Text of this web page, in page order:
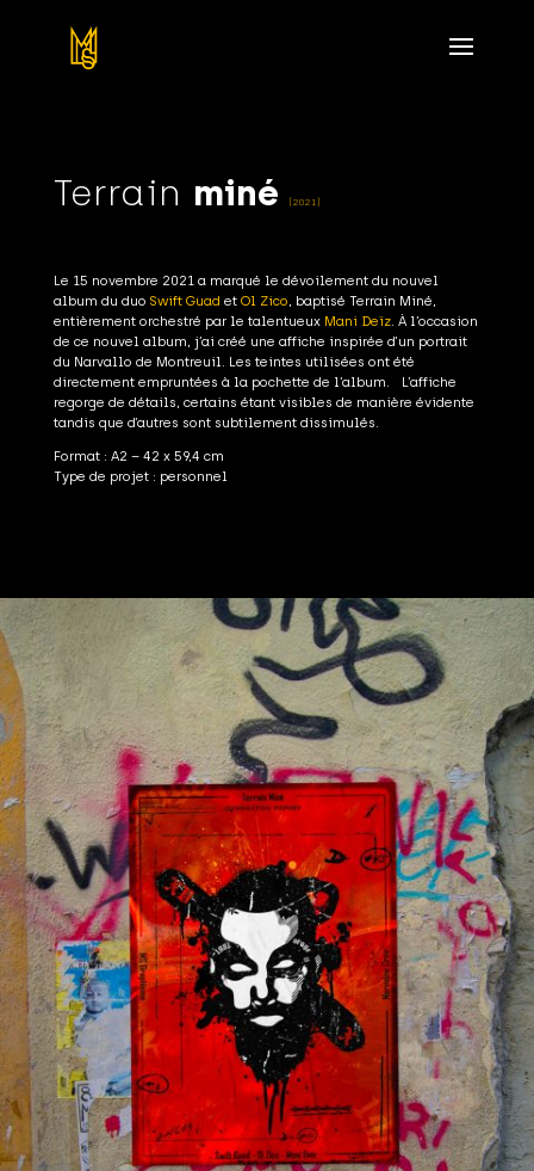
Terrain miné (2021)
Le 15 novembre 2021 a marqué le dévoilement du nouvel
album du duo Swift Guad et Ol Zico, baptisé Terrain Miné,
entièrement orchestré par le talentueux Mani Deïz. À l’occasion
de ce nouvel album, j’ai créé une affiche inspirée d’un portrait
du Narvallo de Montreuil. Les teintes utilisées ont été
directement empruntées à la pochette de l’album. L’affiche
regorge de détails, certains étant visibles de manière évidente
tandis que d’autres sont subtilement dissimulés.
Format : A2 – 42 x 59,4 cm
Type de projet : personnel